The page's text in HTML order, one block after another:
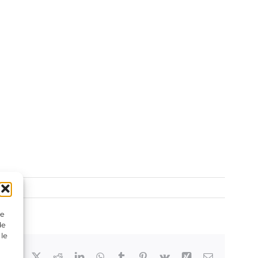
Facebook RedditLinkedInWhatsApp
Tumblr Pinterest
Vk Xing Email